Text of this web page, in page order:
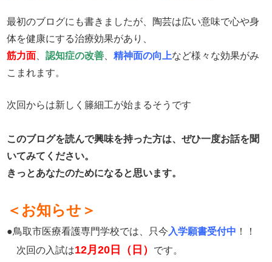
最初のブログにも書きましたが、陶芸は広い意味で心や身
体を健康にする治療効果があり、
筋力面 、認知症の改善 、精神面の向上など様々な効果がみ
こまれます。
次回からは新しく籐細工が始まるそうです
このブログを読んで興味を持った方は、ぜひ一度お話を聞
いてみてください。
きっとあなたのためになると思います。
＜お知らせ＞
●鳥取市医療看護専門学校では、只今 入学願書受付中 ！！
次回の入試は12月20日（日）
です。